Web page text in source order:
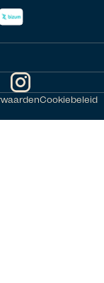
Cookiebeleid